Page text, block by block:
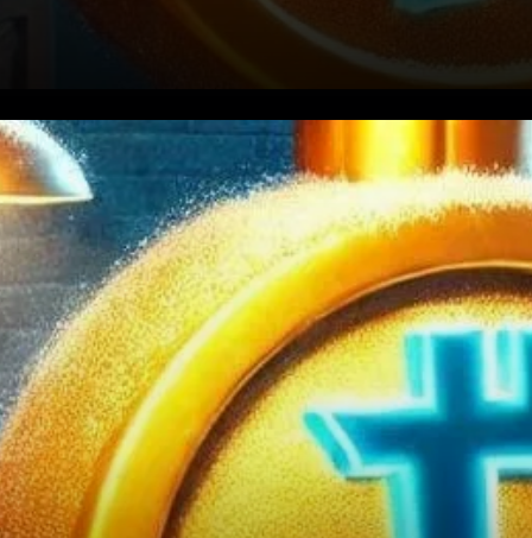
Les passionnés de XRP sont
pleins d’anticipation, espérant
un rallye majeur des prix pour
clore l’année. Les spéculations
sur une…